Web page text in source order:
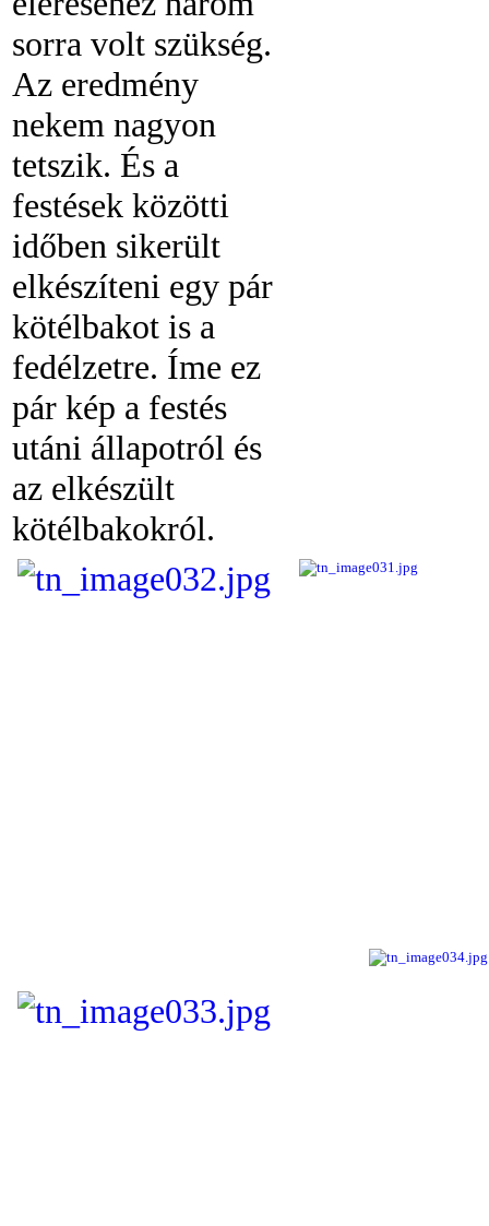
sorra volt szükség.
Az eredmény
nekem nagyon
tetszik. És a
festések közötti
időben sikerült
elkészíteni egy pár
kötélbakot is a
fedélzetre. Íme ez
pár kép a festés
utáni állapotról és
az elkészült
kötélbakokról.